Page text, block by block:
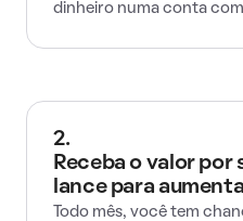
dinheiro numa conta
2.
Receba o valor por
lance para
Todo mês, você tem